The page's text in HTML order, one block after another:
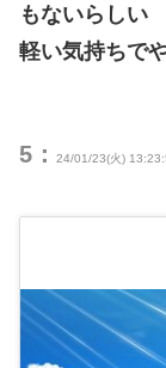
もないらしい
軽い気持ちで
5： 24/01/23(火)